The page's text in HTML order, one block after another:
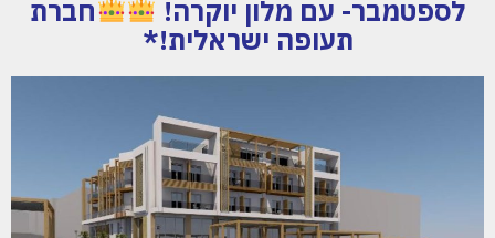
לספטמבר- עם מלון יוקרה!
חברת
תעופה ישראלית!*